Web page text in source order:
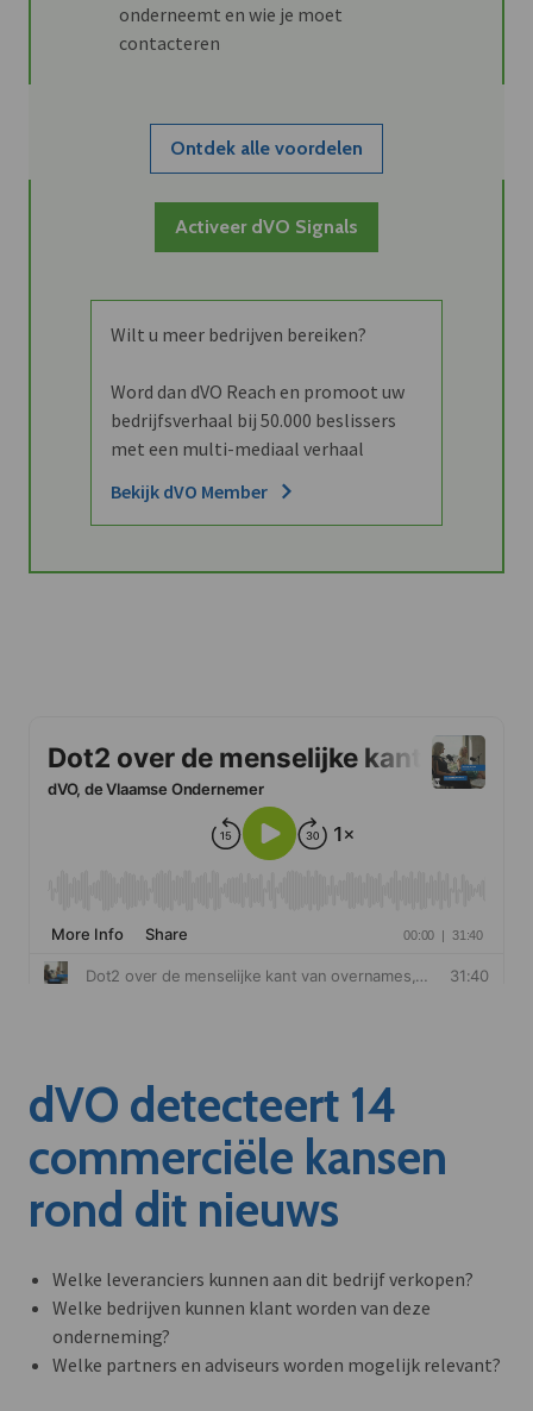
onderneemt en wie je moet
contacteren
Ontdek alle voordelen
Activeer dVO Signals
Wilt u meer bedrijven bereiken?
Word dan dVO Reach en promoot uw
bedrijfsverhaal bij 50.000 beslissers
met een multi-mediaal verhaal
Bekijk dVO Member
dVO detecteert 14
commerciële kansen
rond dit nieuws
Welke leveranciers kunnen aan dit bedrijf verkopen?
Welke bedrijven kunnen klant worden van deze
onderneming?
Welke partners en adviseurs worden mogelijk relevant?